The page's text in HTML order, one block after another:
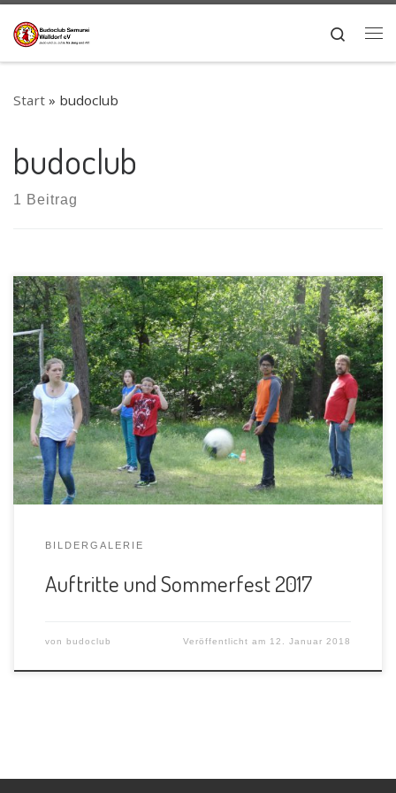
Zum Inhalt springen
Search
Start » budoclub
budoclub
1 Beitrag
BILDERGALERIE
Auftritte und Sommerfest 2017
von budoclub Veröffentlicht am 12. Januar 2018